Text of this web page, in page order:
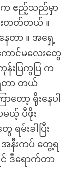
က ဧည့်သည်မှာ
းတတ်တယ် ။
ေတာ ။ အရှေ့
ာင်မလေးတွေ
းပြကွပြ က
ရတာ တယ်
ော့ ရိုးနေပါ
ယ့် ပီဖိုး
မ်းခါပြီး
နီးကပ် တွေ့ရ
ဒီရောက်တာ